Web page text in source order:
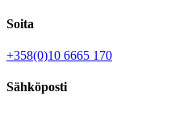
Soita
+358(0)10 6665 170
Sähköposti